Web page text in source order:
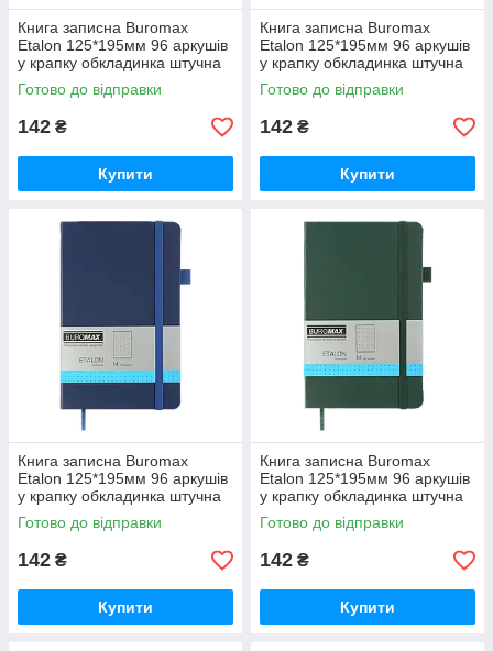
Книга записна Buromax
Etalon 125*195мм 96 аркушів
у крапку обкладинка штучна
шкіра Червона (BM.291360-
05)
Готово до відправки
142 ₴
Купити
Книга записна Buromax
Etalon 125*195мм 96 аркушів
у крапку обкладинка штучна
шкіра Фіолетова (BM.291360-
07)
Готово до відправки
142 ₴
Купити
Книга записна Buromax
Etalon 125*195мм 96 аркушів
у крапку обкладинка штучна
шкіра Синя (BM.291360-02)
Готово до відправки
142 ₴
Купити
Книга записна Buromax
Etalon 125*195мм 96 аркушів
у крапку обкладинка штучна
шкіра Зелена (BM.291360-04)
Готово до відправки
142 ₴
Купити